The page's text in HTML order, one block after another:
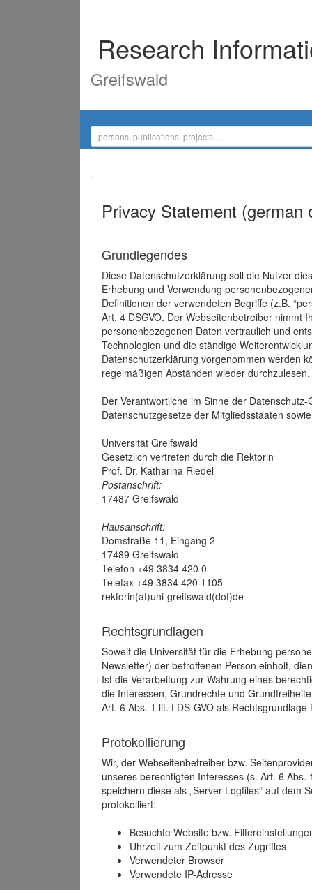
Research
Greifswald
Privacy Statement (german
Grundlegendes
Diese Datenschutzerklärung soll die Nutzer
Erhebung und Verwendung
Definitionen der verwendeten Begriffe (z.B.
Art. 4 DSGVO. Der Webseitenbetreiber nimmt
personenbezogenen Daten vertraulich und
Technologien und die ständige
Datenschutzerklärung vorgenommen werden
regelmäßigen Abständen wieder durchzulesen.
Der Verantwortliche im Sinne der
Datenschutzgesetze der Mitgliedsstaaten
Universität Greifswald
Gesetzlich vertreten durch die Rektorin
Prof. Dr. Katharina Riedel
Postanschrift:
17487 Greifswald
Hausanschrift:
Domstraße 11, Eingang 2
17489 Greifswald
Telefon +49 3834 420 0
Telefax +49 3834 420 1105
rektorin(at)uni-greifswald(dot)de
Rechtsgrundlagen
Soweit die Universität für die Erhebung
Newsletter) der betroffenen Person einholt,
Ist die Verarbeitung zur Wahrung eines
die Interessen, Grundrechte und
Art. 6 Abs. 1 lit. f DS-GVO als
Protokollierung
Wir, der Webseitenbetreiber bzw.
unseres berechtigten Interesses (s. Art. 6
speichern diese als „Server-Logfiles“ auf dem
protokolliert:
Besuchte Website bzw.
Uhrzeit zum Zeitpunkt des Zugriffes
Verwendeter Browser
Verwendete IP-Adresse